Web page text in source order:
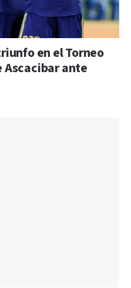
en el Torneo
Ascacibar ante